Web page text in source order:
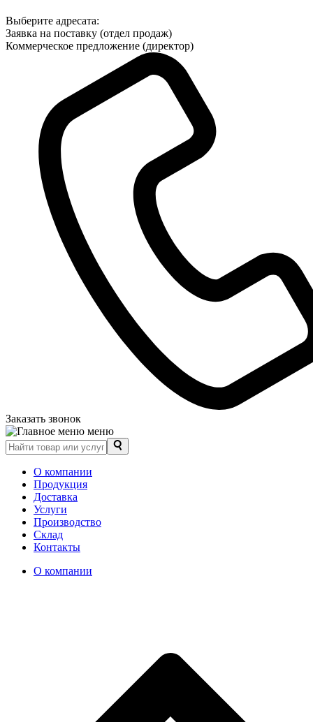
Выберите адресата:
Заявка на поставку (отдел продаж)
Коммерческое предложение (директор)
Заказать звонок
меню
О компании
Продукция
Доставка
Услуги
Производство
Склад
Контакты
О компании